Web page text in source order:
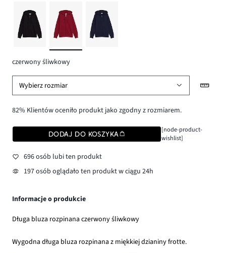
czerwony śliwkowy
Wybierz rozmiar
82% Klientów oceniło produkt jako zgodny z rozmiarem.
DODAJ DO KOSZYKA
[node-product-
wishlist]
696 osób lubi ten produkt
197 osób oglądało ten produkt w ciągu 24h
Informacje o produkcie
Długa bluza rozpinana czerwony śliwkowy
Wygodna długa bluza rozpinana z miękkiej dzianiny frotte.